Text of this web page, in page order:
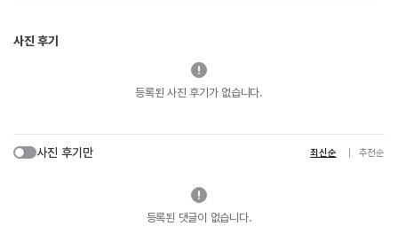
사진 후기
등록된 사진 후기가 없습니다.
사진 후기만 최신순 추천순
등록된 댓글이 없습니다.